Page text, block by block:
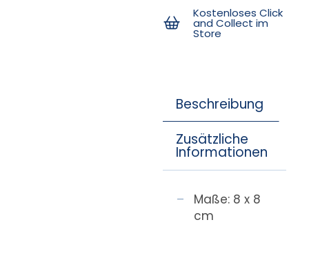
Kostenloses Click
and Collect im
Store
Beschreibung
Zusätzliche
Informationen
Maße: 8 x 8
cm